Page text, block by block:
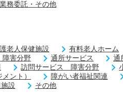
業務委託・その他
老人保健施設 有料老人ホーム
害分野 通所サービス 通
訪問サービス 障害分野
ント） 障がい者福祉関連
設 その他